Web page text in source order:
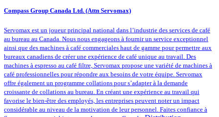
Compass Group Canada Ltd. (Attn Servomax)
Servomax est un joueur principal national dans l’industrie des services de café
au bureau au Canada. Nous nous engageons à fournir un service exceptionnel
ainsi que des machines à café commerciales haut de gamme pour permettre aux
bureaux canadiens de créer une expérience de café unique au travail. Des
machines à espresso au café filtre, Servomax propose une variété de machines à
café professionnelles pour répondre aux besoins de votre équipe. Servomax
offre également un programme collations pour s’adapter à la demande
croissante de collations au bureau. En créant une expérience au travail qui
favorise le bien-être des employés, les entreprises peuvent noter un impact
considérable au niveau de la motivation de leur personnel. Faites confiance à